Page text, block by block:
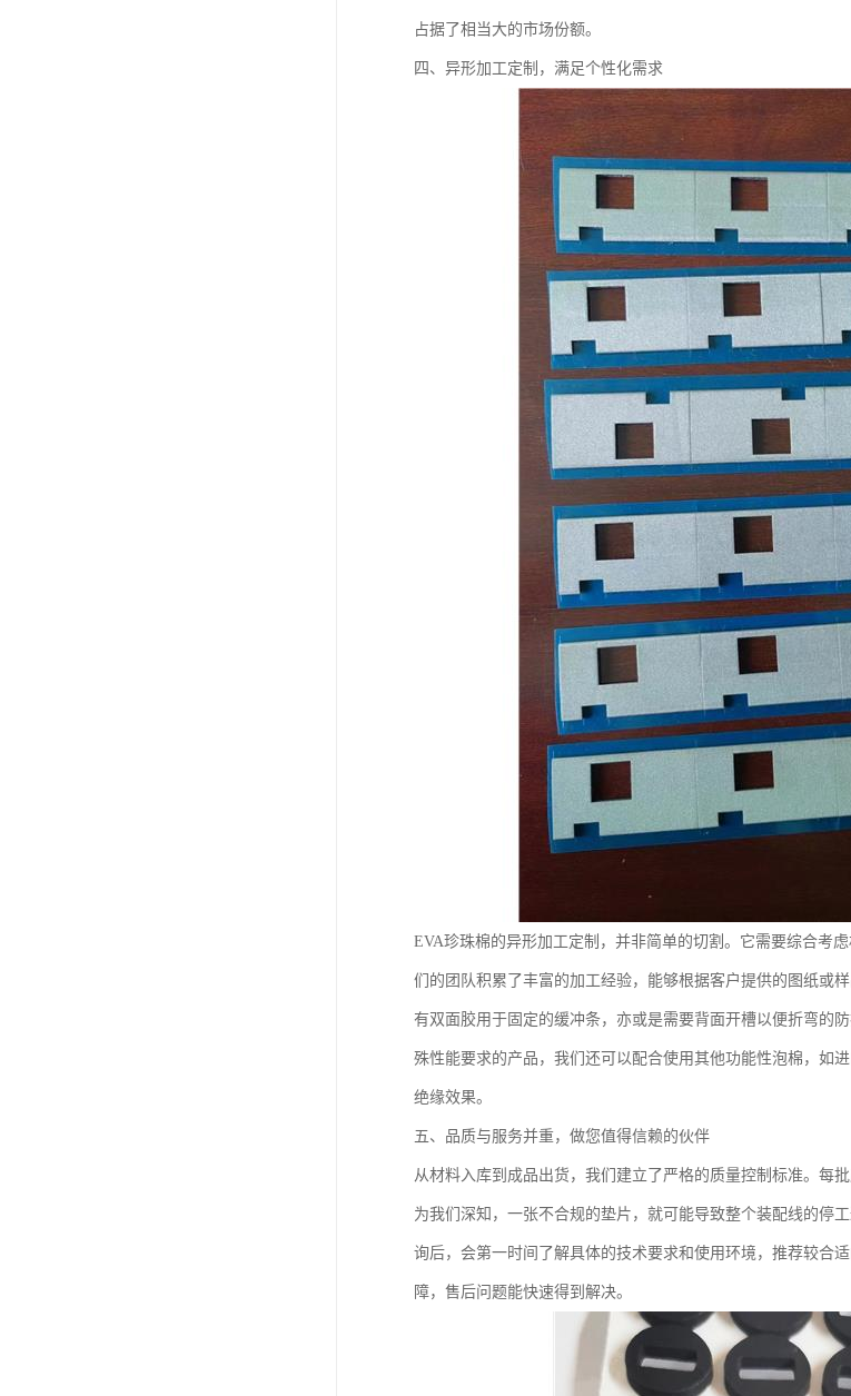
占据了相当大的市场份额。
四、异形加工定制，满足个性化需求
EVA珍珠棉的异形加工定制，并非简单的切割。它需要综合考
们的团队积累了丰富的加工经验，能够根据客户提供的图纸或
有双面胶用于固定的缓冲条，亦或是需要背面开槽以便折弯的
殊性能要求的产品，我们还可以配合使用其他功能性泡棉，如
绝缘效果。
五、品质与服务并重，做您值得信赖的伙伴
从材料入库到成品出货，我们建立了严格的质量控制标准。每
为我们深知，一张不合规的垫片，就可能导致整个装配线的停
询后，会第一时间了解具体的技术要求和使用环境，推荐较合
障，售后问题能快速得到解决。